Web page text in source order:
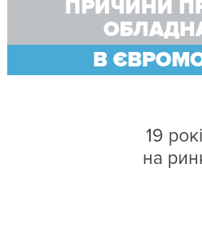
ПРИЧИНИ
В
19
на